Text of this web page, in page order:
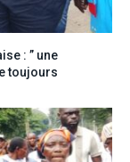
: ” une
toujours